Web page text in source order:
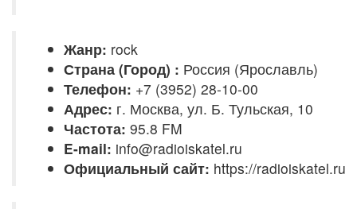
Жанр: rock
Страна (Город) : Россия (Ярославль)
Телефон: +7 (3952) 28-10-00
Адрес: г. Москва, ул. Б. Тульская, 10
Частота: 95.8 FM
E-mail: info@radioiskatel.ru
Официальный сайт: https://radioiskatel.ru